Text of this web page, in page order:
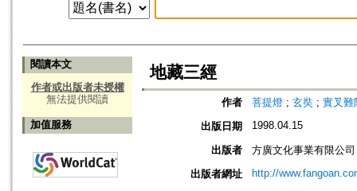
閱讀本文
作者或出版者未授權
無法提供閱讀
加值服務
地藏三經
作者 菩提燈 ; 玄奘 ; 實叉難
出版日期
1998.04.15
出版者
方廣文化事業有限公司
出版者網址
http://